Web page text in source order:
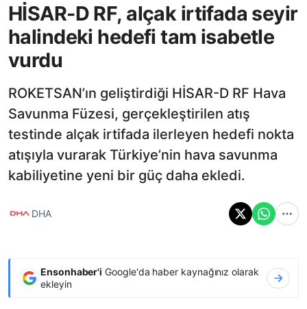
HİSAR-D RF, alçak irtifada seyir
halindeki hedefi tam isabetle
vurdu
ROKETSAN’ın geliştirdiği HİSAR-D RF Hava
Savunma Füzesi, gerçekleştirilen atış
testinde alçak irtifada ilerleyen hedefi nokta
atışıyla vurarak Türkiye’nin hava savunma
kabiliyetine yeni bir güç daha ekledi.
DHA
Ensonhaber'i Google'da haber kaynağınız olarak
ekleyin